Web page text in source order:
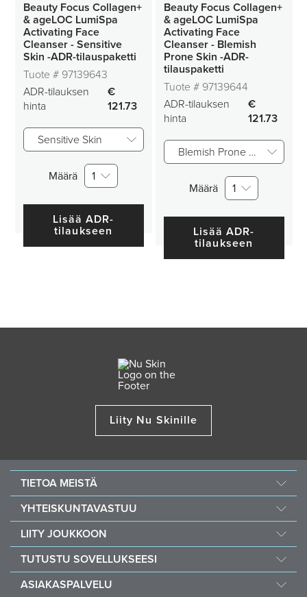
Beauty Focus Collagen+
& ageLOC LumiSpa
Activating Face
Cleanser - Sensitive
Skin -ADR-tilauspaketti
Tuote # 97139643
ADR-tilauksen
hinta
€
121.73
Sensitive Skin
Määrä 1
Lisää ADR-
tilaukseen
Beauty Focus Collagen+
& ageLOC LumiSpa
Activating Face
Cleanser - Blemish
Prone Skin -ADR-
tilauspaketti
Tuote # 97139644
ADR-tilauksen
hinta
€
121.73
Blemish Prone Skin
Määrä 1
Lisää ADR-
tilaukseen
Liity Nu Skinille
TIETOA MEISTÄ
Urat
YHTEISKUNTAVASTUU
Force for Good
Osta ja lahjoita Vitamealin avulla
LIITY JOUKKOON
Taloudelliset palkkiot
Toimintaperiaatteet ja menettelytavat
TUTUSTU SOVELLUKSEESI
ASIAKASPALVELU